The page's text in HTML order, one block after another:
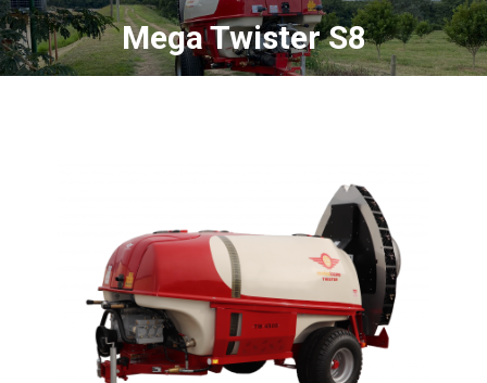
Mega Twister S8